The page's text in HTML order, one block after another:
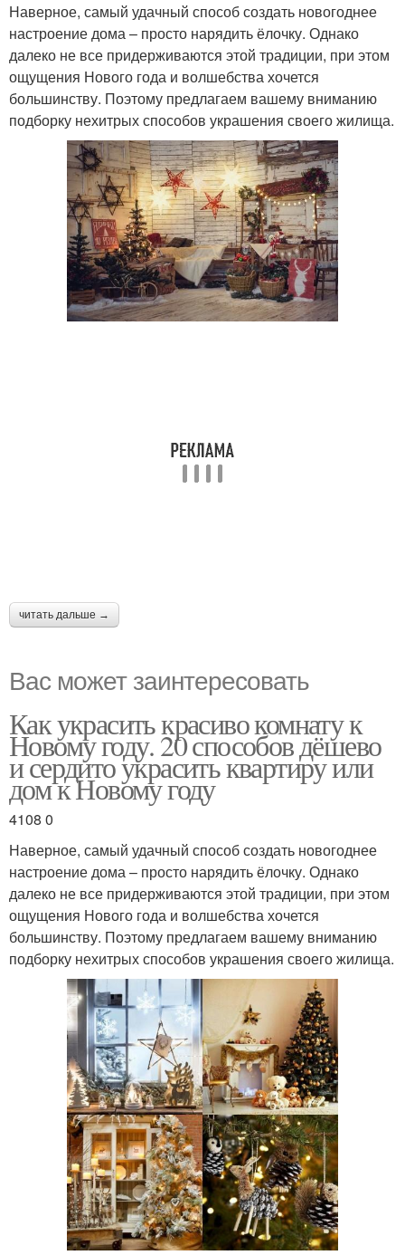
Наверное, самый удачный способ создать новогоднее
настроение дома – просто нарядить ёлочку. Однако
далеко не все придерживаются этой традиции, при этом
ощущения Нового года и волшебства хочется
большинству. Поэтому предлагаем вашему вниманию
подборку нехитрых способов украшения своего жилища.
читать дальше →
Вас может заинтересовать
Как украсить красиво комнату к
Новому году. 20 способов дёшево
и сердито украсить квартиру или
дом к Новому году
4108 0
Наверное, самый удачный способ создать новогоднее
настроение дома – просто нарядить ёлочку. Однако
далеко не все придерживаются этой традиции, при этом
ощущения Нового года и волшебства хочется
большинству. Поэтому предлагаем вашему вниманию
подборку нехитрых способов украшения своего жилища.